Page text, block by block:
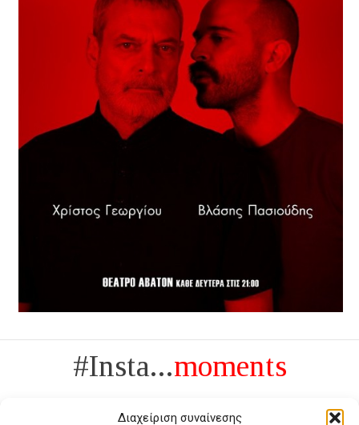
Διαχείριση συναίνεσης
#Insta...moments